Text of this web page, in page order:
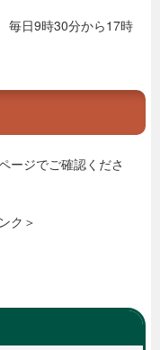
9時30分から17時
ージでご確認くださ
ク＞